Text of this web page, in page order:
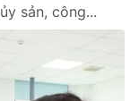
sản, công...